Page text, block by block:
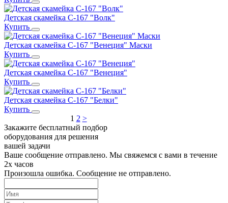
Детская скамейка С-167 "Волк"
Купить
Детская скамейка С-167 "Венеция" Маски
Купить
Детская скамейка С-167 "Венеция"
Купить
Детская скамейка С-167 "Белки"
Купить
1 2 >
Закажите бесплатный подбор
оборудования для решения
вашей задачи
Ваше сообщение отправлено. Мы свяжемся с вами в течение
2х часов
Произошла ошибка. Сообщение не отправлено.